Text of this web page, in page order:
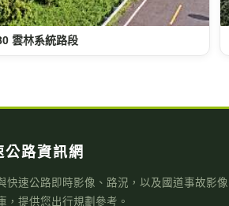
雲林系統路段
公路資訊網
快速公路即時影像、路況，以及國道事故影像
，提供您出行規劃參考。